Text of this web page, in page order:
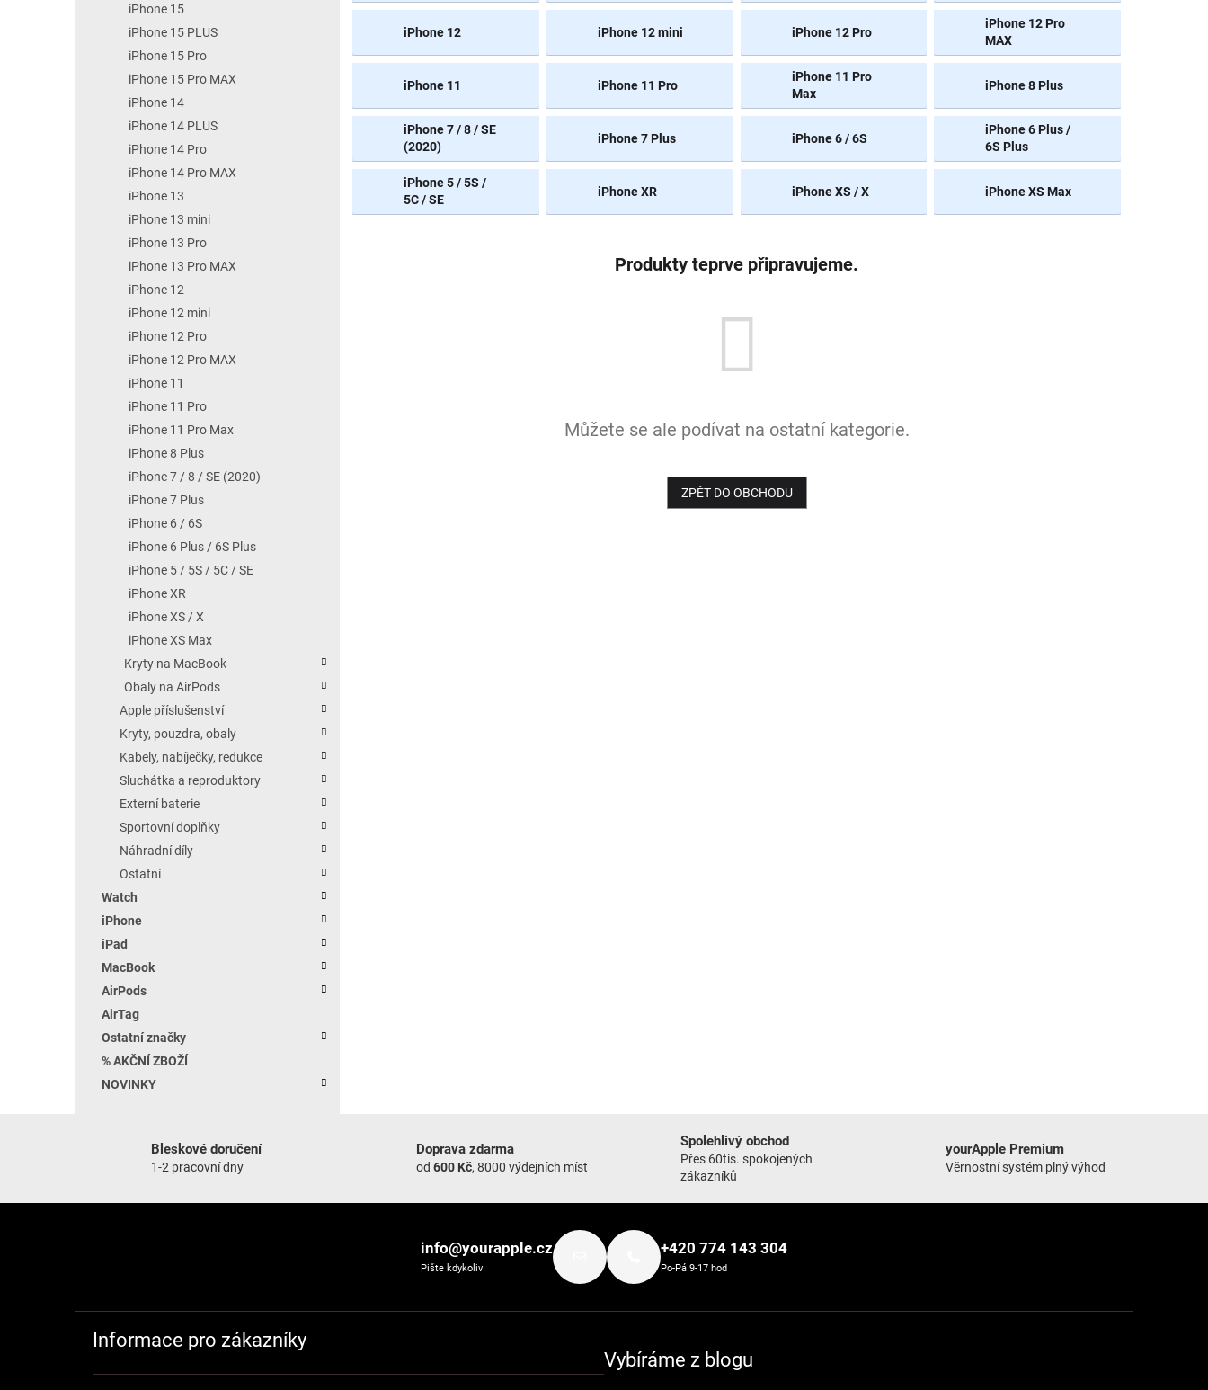
iPhone 15
iPhone 15 PLUS
iPhone 15 Pro
iPhone 15 Pro MAX
iPhone 14
iPhone 14 PLUS
iPhone 14 Pro
iPhone 14 Pro MAX
iPhone 13
iPhone 13 mini
iPhone 13 Pro
iPhone 13 Pro MAX
iPhone 12
iPhone 12 mini
iPhone 12 Pro
iPhone 12 Pro MAX
iPhone 11
iPhone 11 Pro
iPhone 11 Pro Max
iPhone 8 Plus
iPhone 7 / 8 / SE (2020)
iPhone 7 Plus
iPhone 6 / 6S
iPhone 6 Plus / 6S Plus
iPhone 5 / 5S / 5C / SE
iPhone XR
iPhone XS / X
iPhone XS Max
Kryty na MacBook
Obaly na AirPods
Apple příslušenství
Kryty, pouzdra, obaly
Kabely, nabíječky, redukce
Sluchátka a reproduktory
Externí baterie
Sportovní doplňky
Náhradní díly
Ostatní
Watch
iPhone
iPad
MacBook
AirPods
AirTag
Ostatní značky
% AKČNÍ ZBOŽÍ
NOVINKY
iPhone 12 iPhone 12 mini iPhone 12 Pro
iPhone 12 Pro
MAX
iPhone 11 iPhone 11 Pro
iPhone 11 Pro
Max
iPhone 8 Plus
iPhone 7 / 8 / SE
(2020)
iPhone 7 Plus iPhone 6 / 6S
iPhone 6 Plus /
6S Plus
iPhone 5 / 5S /
5C / SE
iPhone XR iPhone XS / X iPhone XS Max
Produkty teprve připravujeme.
Můžete se ale podívat na ostatní kategorie.
ZPĚT DO OBCHODU
Bleskové doručení
1-2 pracovní dny
Doprava zdarma
od 600 Kč, 8000 výdejních míst
Spolehlivý obchod
Přes 60tis. spokojených
zákazníků
yourApple Premium
Věrnostní systém plný výhod
info@yourapple.cz
Pište kdykoliv
+420 774 143 304
Po-Pá 9-17 hod
Informace pro zákazníky
Vybíráme z blogu